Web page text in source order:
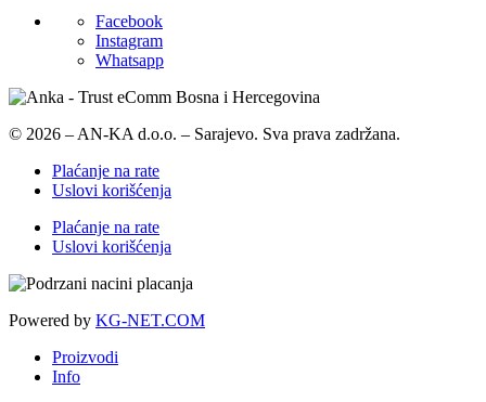
Facebook
Instagram
Whatsapp
© 2026 – AN-KA d.o.o. – Sarajevo. Sva prava zadržana.
Plaćanje na rate
Uslovi korišćenja
Plaćanje na rate
Uslovi korišćenja
Powered by KG-NET.COM
Proizvodi
Info